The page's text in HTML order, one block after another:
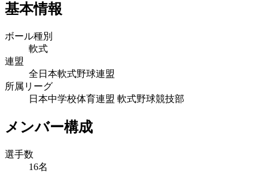
基本情報
ボール種別
軟式
連盟
全日本軟式野球連盟
所属リーグ
日本中学校体育連盟 軟式野球競技部
メンバー構成
選手数
16名